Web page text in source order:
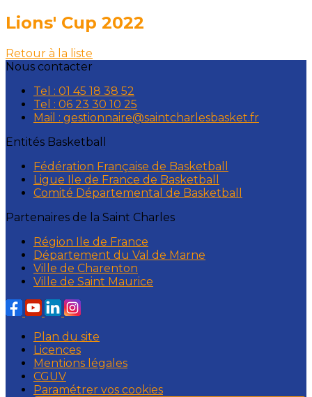
Lions' Cup 2022
Retour à la liste
Nous contacter
Tel : 01 45 18 38 52
Tel : 06 23 30 10 25
Mail : gestionnaire@saintcharlesbasket.fr
Entités Basketball
Fédération Française de Basketball
Ligue Ile de France de Basketball
Comité Départemental de Basketball
Partenaires de la Saint Charles
Région Ile de France
Département du Val de Marne
Ville de Charenton
Ville de Saint Maurice
Plan du site
Licences
Mentions légales
CGUV
Paramétrer vos cookies